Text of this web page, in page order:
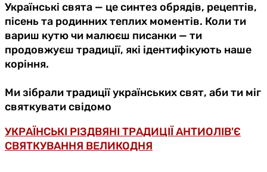
Українські свята — це синтез обрядів, рецептів,
пісень та родинних теплих моментів. Коли ти
вариш кутю чи малюєш писанки — ти
продовжуєш традиції, які ідентифікують наше
коріння.
Ми зібрали традиції українських свят, аби ти міг
святкувати свідомо
УКРАЇНСЬКІ РІЗДВЯНІ ТРАДИЦІЇ АНТИОЛІВ'Є
СВЯТКУВАННЯ ВЕЛИКОДНЯ